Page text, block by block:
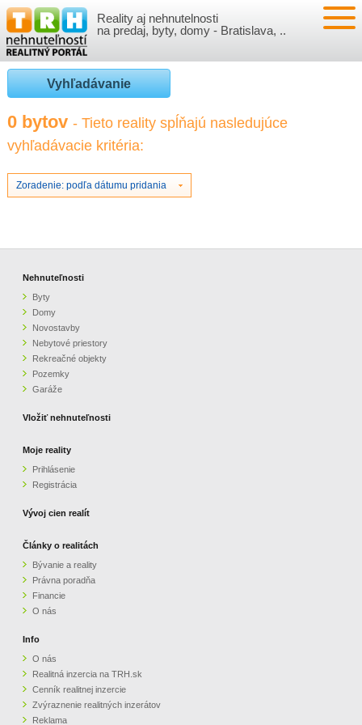
Reality aj nehnutelnosti
na predaj, byty, domy - Bratislava, ..
NEHNUTEĽNOSTI
BYTY
NOVOSTAVBY
NEBYTOVÉ PRIESTORY
GARÁŽE
VLOŽIŤ NEHNUTEĽNOSTI
PRIHLÁSENIE
REGISTRÁCIA
VÝVOJ CIEN REALÍT
ČLÁNKY O REALITÁCH
O NÁS
CENNÍK REALITNEJ INZERCIE
ZVÝRAZNENIE REALITNÝCH INZERÁTOV
PARTNERI
OBCHODNÉ PODMIENKY
KONTAKT
Vyhľadávanie
0 bytov - Tieto reality spĺňajú nasledujúce
vyhľadávacie kritéria:
Zoradenie: podľa dátumu pridania
Nehnuteľnosti
Byty
Domy
Novostavby
Nebytové priestory
Rekreačné objekty
Pozemky
Garáže
Vložiť nehnuteľnosti
Moje reality
Prihlásenie
Registrácia
Vývoj cien realít
Články o realitách
Bývanie a reality
Právna poradňa
Financie
O nás
Info
O nás
Realitná inzercia na TRH.sk
Cenník realitnej inzercie
Zvýraznenie realitných inzerátov
Reklama